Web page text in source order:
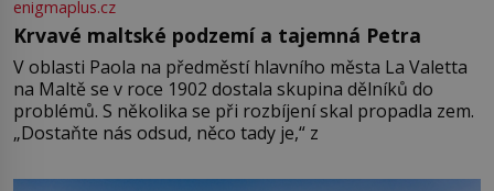
enigmaplus.cz
Krvavé maltské podzemí a tajemná Petra
V oblasti Paola na předměstí hlavního města La Valetta
na Maltě se v roce 1902 dostala skupina dělníků do
problémů. S několika se při rozbíjení skal propadla zem.
„Dostaňte nás odsud, něco tady je,“ z